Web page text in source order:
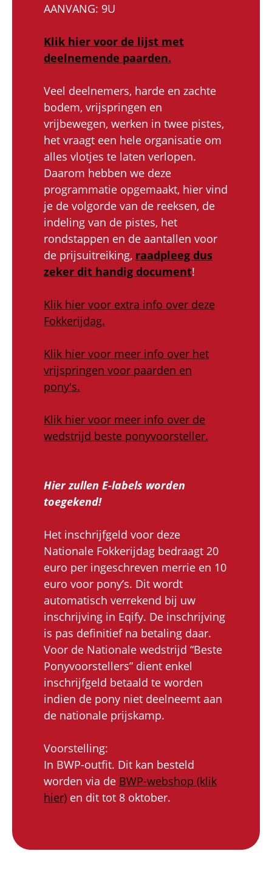
AANVANG: 9U
Klik hier voor de lijst met
deelnemende paarden.
Veel deelnemers, harde en zachte
bodem, vrijspringen en
vrijbewegen, werken in twee pistes,
het vraagt een hele organisatie om
alles vlotjes te laten verlopen.
Daarom hebben we deze
programmatie opgemaakt, hier vind
je de volgorde van de reeksen, de
indeling van de pistes, het
rondstappen en de aantallen voor
de prijsuitreiking, raadpleeg dus
zeker dit handig document!
Klik hier voor extra info over deze
Fokkerijdag.
Klik hier voor meer info over het
vrijspringen voor paarden en
pony's.
Klik hier voor meer info over de
wedstrijd beste ponyvoorsteller.
Hier zullen E-labels worden
toegekend!
Het inschrijfgeld voor deze
Nationale Fokkerijdag bedraagt 20
euro per ingeschreven merrie en 10
euro voor pony’s. Dit wordt
automatisch verrekend bij uw
inschrijving in Eqify. De inschrijving
is pas definitief na betaling daar.
Voor de Nationale wedstrijd “Beste
Ponyvoorstellers” dient enkel
inschrijfgeld betaald te worden
indien de pony niet deelneemt aan
de nationale prijskamp.
Voorstelling:
In BWP-outfit. Dit kan besteld
worden via de BWP-webshop (klik
hier) en dit tot 8 oktober.